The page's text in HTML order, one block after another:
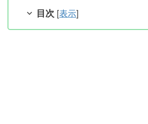
目次 [表示]